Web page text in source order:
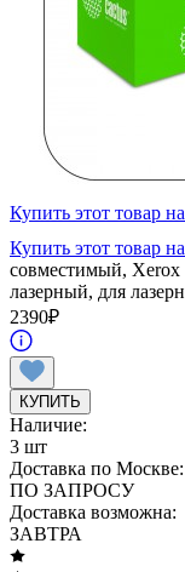
Купить этот товар на
Купить этот товар на
совместимый, Xerox
лазерный, для
2390₽
КУПИТЬ
Наличие:
3 шт
Доставка по Москве:
ПО ЗАПРОСУ
Доставка возможна:
ЗАВТРА